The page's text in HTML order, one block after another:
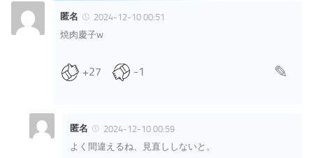
匿名
2024-12-10 00:51
焼肉慶子w
+27 -1
匿名
2024-12-10 00:59
よく間違えるね、見直ししないと。